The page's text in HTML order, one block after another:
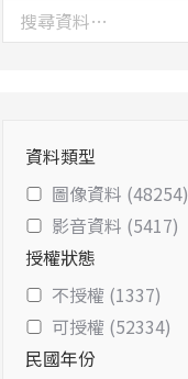
資料類型
圖像資料 (48254)
影音資料 (5417)
授權狀態
不授權 (1337)
可授權 (52334)
民國年份